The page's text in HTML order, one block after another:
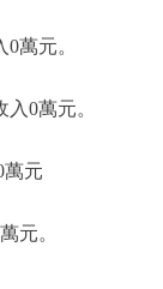
萬元。
0萬元。
元
元。